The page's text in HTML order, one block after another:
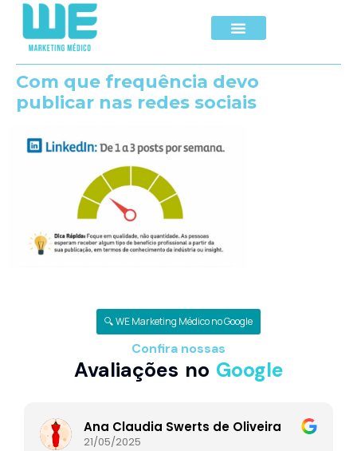
Com que frequência devo
publicar nas redes sociais
🔍 WE Marketing Médico no Google
Confira nossas
Avaliações no Google
Ana Claudia Swerts de Oliveira
21/05/2025